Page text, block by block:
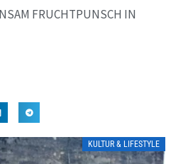
FRUCHTPUNSCH IN
KULTUR & LIFESTYLE